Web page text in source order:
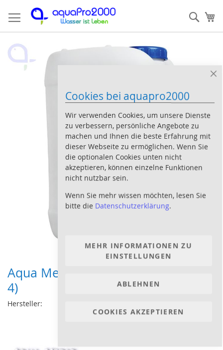
Cookies bei aquapro2000
Wir verwenden Cookies, um unsere Dienste
zu verbessern, persönliche Angebote zu
machen und Ihnen die beste Erfahrung mit
dieser Webseite zu ermöglichen. Wenn Sie
die optionalen Cookies unten nicht
akzeptieren, können einzelne Funktionen
nicht nutzbar sein.
Wenn Sie mehr wissen möchten, lesen Sie
bitte die Datenschutzerklärung.
COOKIES AKZEPTIEREN
MEHR INFORMATIONEN ZU
EINSTELLUNGEN
ABLEHNEN
zum
Zum
Ende
Bildergalerie
Aqua Medic refill depot 25 l (502.79-
4)
Hersteller: